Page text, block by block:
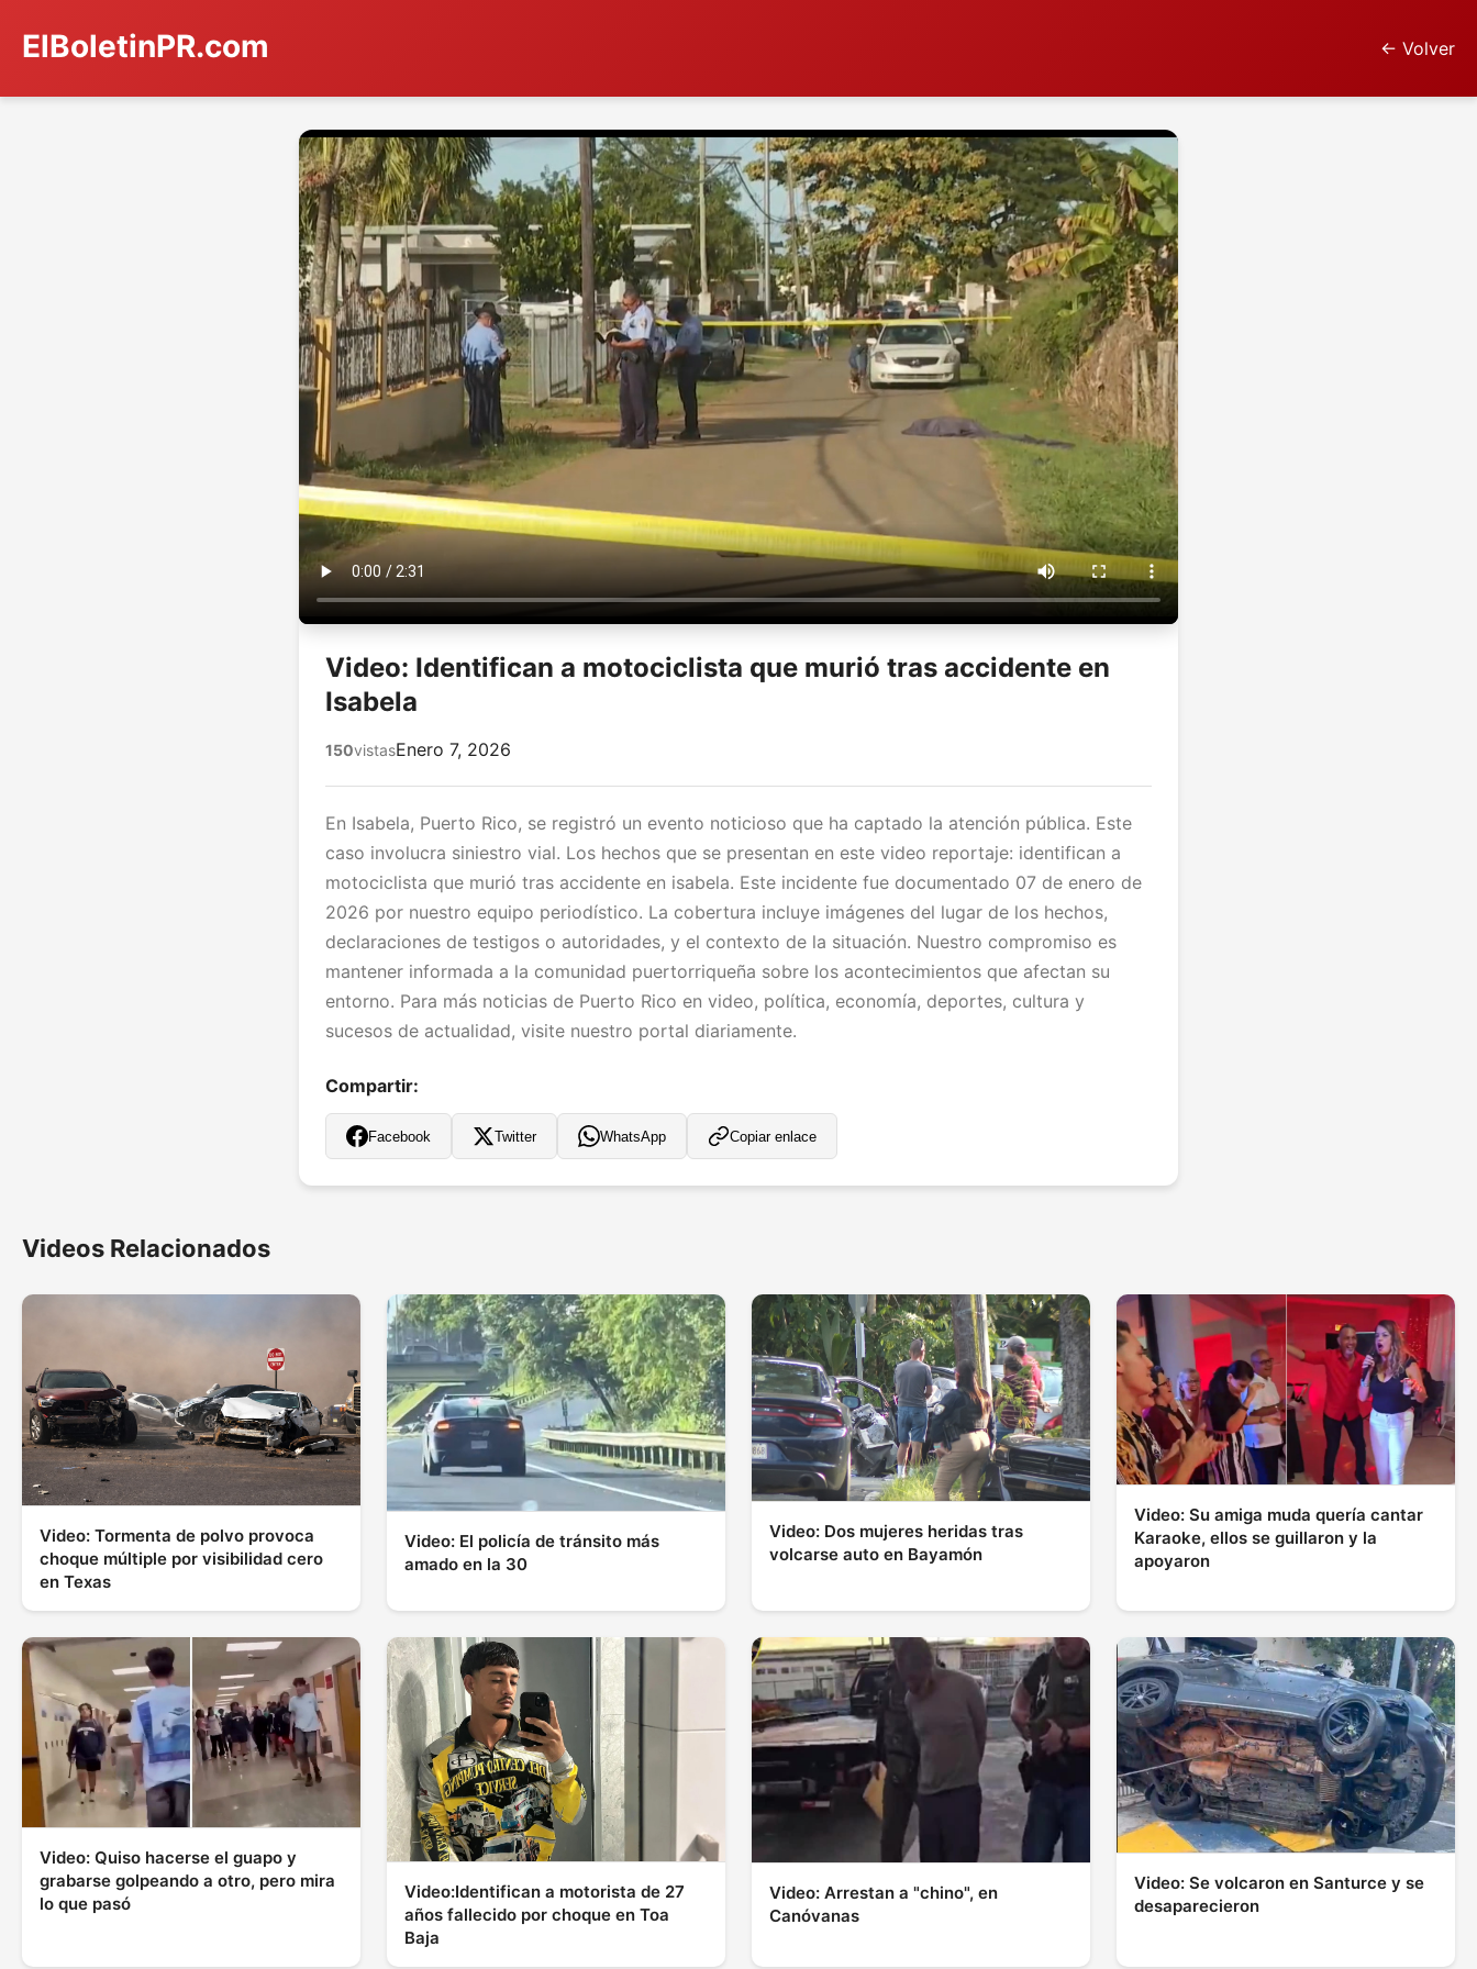
ElBoletinPR.com ← Volver
Video: Identifican a motociclista que murió tras accidente en
Isabela
150vistasEnero 7, 2026
En Isabela, Puerto Rico, se registró un evento noticioso que ha captado la atención pública. Este
caso involucra siniestro vial. Los hechos que se presentan en este video reportaje: identifican a
motociclista que murió tras accidente en isabela. Este incidente fue documentado 07 de enero de
2026 por nuestro equipo periodístico. La cobertura incluye imágenes del lugar de los hechos,
declaraciones de testigos o autoridades, y el contexto de la situación. Nuestro compromiso es
mantener informada a la comunidad puertorriqueña sobre los acontecimientos que afectan su
entorno. Para más noticias de Puerto Rico en video, política, economía, deportes, cultura y
sucesos de actualidad, visite nuestro portal diariamente.
Compartir:
Facebook Twitter WhatsApp Copiar enlace
Videos Relacionados
Video: Tormenta de polvo provoca
choque múltiple por visibilidad cero
en Texas
Video: El policía de tránsito más
amado en la 30
Video: Dos mujeres heridas tras
volcarse auto en Bayamón
Video: Su amiga muda quería cantar
Karaoke, ellos se guillaron y la
apoyaron
Video: Quiso hacerse el guapo y
grabarse golpeando a otro, pero mira
lo que pasó
Video:Identifican a motorista de 27
años fallecido por choque en Toa
Baja
Video: Arrestan a "chino", en
Canóvanas
Video: Se volcaron en Santurce y se
desaparecieron